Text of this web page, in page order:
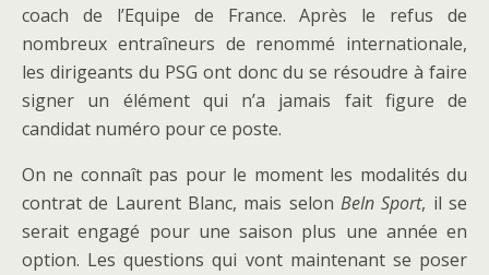
coach de l’Equipe de France. Après le refus de
nombreux entraîneurs de renommé internationale,
les dirigeants du PSG ont donc du se résoudre à faire
signer un élément qui n’a jamais fait figure de
candidat numéro pour ce poste.
On ne connaît pas pour le moment les modalités du
contrat de Laurent Blanc, mais selon BeIn Sport, il se
serait engagé pour une saison plus une année en
option. Les questions qui vont maintenant se poser